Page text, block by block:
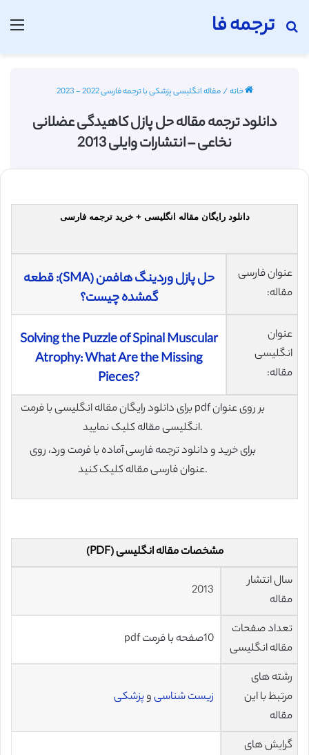
ترجمه فا
جستجو برای
خانه/مقاله انگلیسی پزشکی با ترجمه فارسی 2022 - 2023
دانلود ترجمه مقاله حل پازل کاهیدگی عضلانی
نخاعی – انتشارات وایلی 2013
دانلود رایگان مقاله انگلیسی + خرید ترجمه فارسی
عنوان فارسی
مقاله:
حل پازل وردینگ هافمن (SMA): قطعه
گمشده چیست؟
عنوان
انگلیسی
مقاله:
Solving the Puzzle of Spinal Muscular
Atrophy: What Are the Missing
Pieces?
برای دانلود رایگان مقاله انگلیسی با فرمت pdf بر روی عنوان
انگلیسی مقاله کلیک نمایید.
برای خرید و دانلود ترجمه فارسی آماده با فرمت ورد، روی
عنوان فارسی مقاله کلیک کنید.
مشخصات مقاله انگلیسی (PDF)
سال انتشار
مقاله
تعداد صفحات
مقاله انگلیسی
رشته های
مرتبط با این
مقاله
زیست شناسیوپزشکی
گرایش های